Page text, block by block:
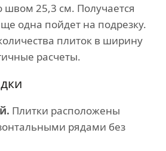
швом 25,3 см. Получается
одна пойдет на подрезку.
плиток в ширину
расчеты.
Плитки расположены
рядами без